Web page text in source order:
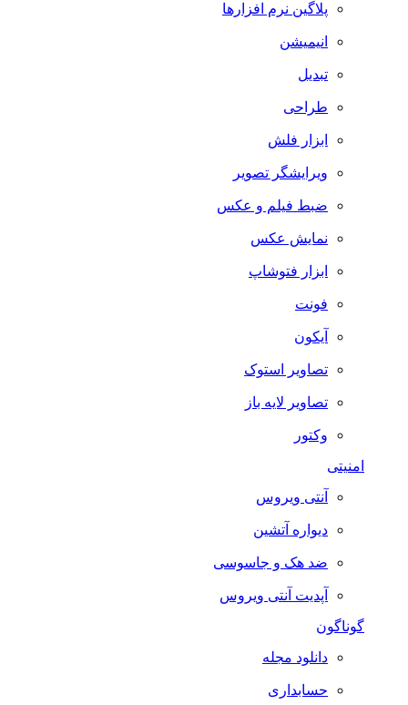
پلاگین نرم افزارها
انیمیشن
تبدیل
طراحی
ابزار فلش
ویرایشگر تصویر
ضبط فيلم و عكس
نمایش عکس
ابزار فتوشاپ
فونت
آیکون
تصاویر استوک
تصاویر لایه باز
وکتور
امنیتی
آنتی ویروس
دیواره آتشین
ضد هک و جاسوسی
آپدیت آنتی ویروس
گوناگون
دانلود مجله
حسابداری